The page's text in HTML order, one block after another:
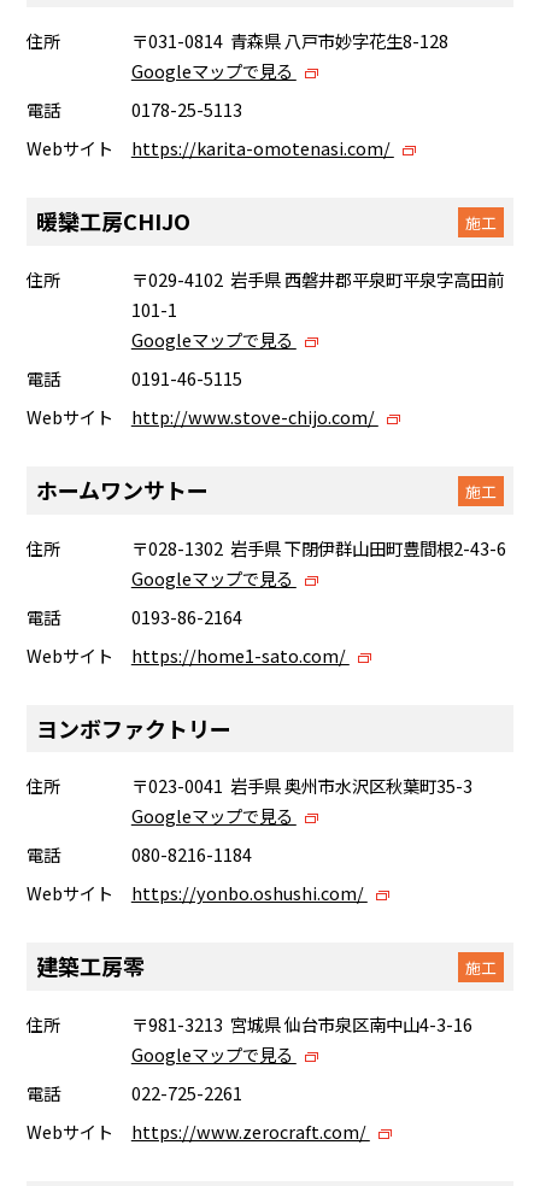
住所
〒031-0814 青森県 八戸市妙字花生8-128
Googleマップで見る
電話
0178-25-5113
Webサイト
https://karita-omotenasi.com/
暖欒工房CHIJO 施工
住所
〒029-4102 岩手県 西磐井郡平泉町平泉字高田前
101-1
Googleマップで見る
電話
0191-46-5115
Webサイト
http://www.stove-chijo.com/
ホームワンサトー 施工
住所
〒028-1302 岩手県 下閉伊群山田町豊間根2-43-6
Googleマップで見る
電話
0193-86-2164
Webサイト
https://home1-sato.com/
ヨンボファクトリー
住所
〒023-0041 岩手県 奥州市水沢区秋葉町35-3
Googleマップで見る
電話
080-8216-1184
Webサイト
https://yonbo.oshushi.com/
建築工房零 施工
住所
〒981-3213 宮城県 仙台市泉区南中山4-3-16
Googleマップで見る
電話
022-725-2261
Webサイト
https://www.zerocraft.com/